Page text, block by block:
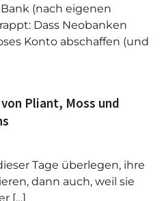
(nach eigenen
Dass Neobanken
Konto abschaffen (und
Pliant, Moss und
Tage überlegen, ihre
dann auch, weil sie
[…]